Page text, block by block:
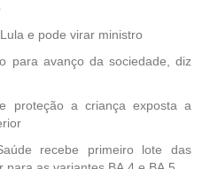
e pode virar ministro
para avanço da sociedade, diz
proteção a criança exposta a
recebe primeiro lote das